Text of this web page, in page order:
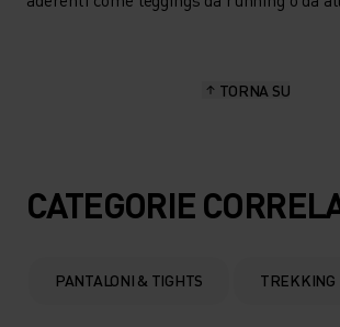
TORNA SU
CATEGORIE
PANTALONI & TIGHTS TREKKING